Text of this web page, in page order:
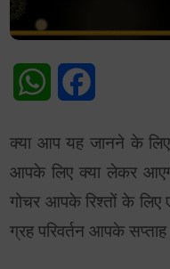
WhatsApp
क्या आप यह जानने के लिए
आपके लिए क्या लेकर
गोचर आपके रिश्तों के लिए
ग्रह परिवर्तन आपके